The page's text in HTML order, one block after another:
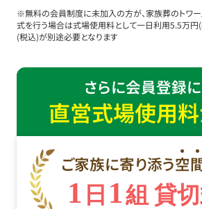
※無料の会員制度に未加入の方が、家族葬のトワ
式を行う場合は式場使用料として一日利用5.5万円
(税込)が別途必要となります
さらに会員登録
直営式場使用
ご家族に寄り添う空
1 日 1組 貸